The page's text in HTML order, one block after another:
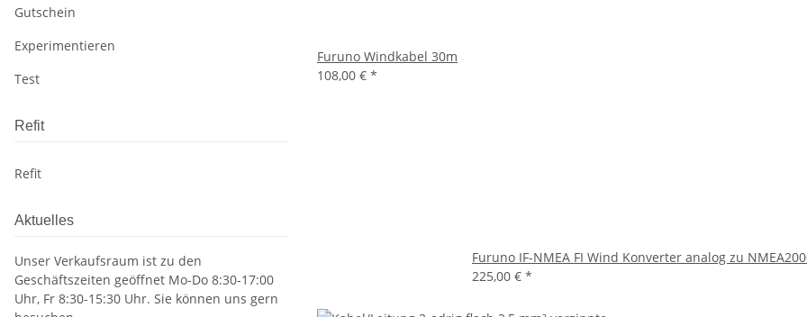
Furuno Windkabel 30m
108,00 € *
Furuno IF-NMEA FI Wind Konverter analog zu
225,00 € *
Gutschein
Experimentieren
Test
Refit
Refit
Aktuelles
Unser Verkaufsraum ist zu den
Geschäftszeiten geöffnet Mo-Do 8:30-17:00
Uhr, Fr 8:30-15:30 Uhr. Sie können uns gern